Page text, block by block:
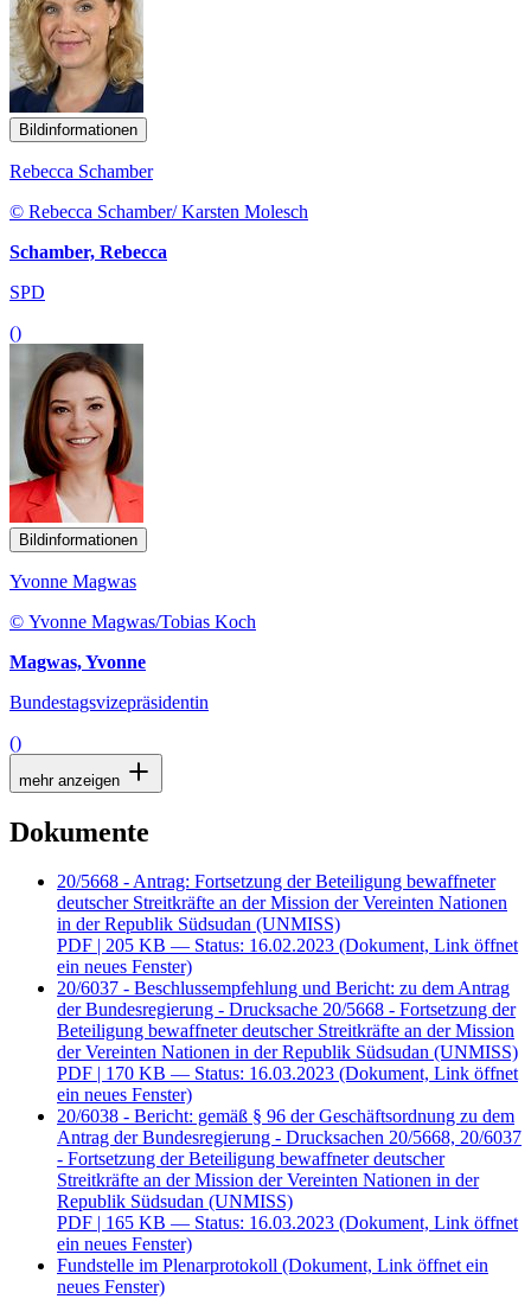
Bildinformationen
Rebecca Schamber
© Rebecca Schamber/ Karsten Molesch
Schamber, Rebecca
SPD
()
Bildinformationen
Yvonne Magwas
© Yvonne Magwas/Tobias Koch
Magwas, Yvonne
Bundestagsvizepräsidentin
()
mehr anzeigen
Dokumente
20/5668 - Antrag: Fortsetzung der Beteiligung bewaffneter
deutscher Streitkräfte an der Mission der Vereinten Nationen
in der Republik Südsudan (UNMISS)
PDF | 205 KB — Status: 16.02.2023 (Dokument, Link öffnet
ein neues Fenster)
20/6037 - Beschlussempfehlung und Bericht: zu dem Antrag
der Bundesregierung - Drucksache 20/5668 - Fortsetzung der
Beteiligung bewaffneter deutscher Streitkräfte an der Mission
der Vereinten Nationen in der Republik Südsudan (UNMISS)
PDF | 170 KB — Status: 16.03.2023 (Dokument, Link öffnet
ein neues Fenster)
20/6038 - Bericht: gemäß § 96 der Geschäftsordnung zu dem
Antrag der Bundesregierung - Drucksachen 20/5668, 20/6037
- Fortsetzung der Beteiligung bewaffneter deutscher
Streitkräfte an der Mission der Vereinten Nationen in der
Republik Südsudan (UNMISS)
PDF | 165 KB — Status: 16.03.2023 (Dokument, Link öffnet
ein neues Fenster)
Fundstelle im Plenarprotokoll (Dokument, Link öffnet ein
neues Fenster)